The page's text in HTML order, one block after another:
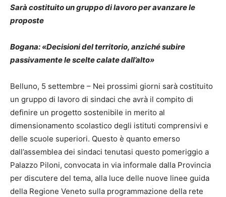
Sarà costituito un gruppo di lavoro per avanzare le
proposte
Bogana: «Decisioni del territorio, anziché subire
passivamente le scelte calate dall’alto»
Belluno, 5 settembre – Nei prossimi giorni sarà costituito
un gruppo di lavoro di sindaci che avrà il compito di
definire un progetto sostenibile in merito al
dimensionamento scolastico degli istituti comprensivi e
delle scuole superiori. Questo è quanto emerso
dall’assemblea dei sindaci tenutasi questo pomeriggio a
Palazzo Piloni, convocata in via informale dalla Provincia
per discutere del tema, alla luce delle nuove linee guida
della Regione Veneto sulla programmazione della rete